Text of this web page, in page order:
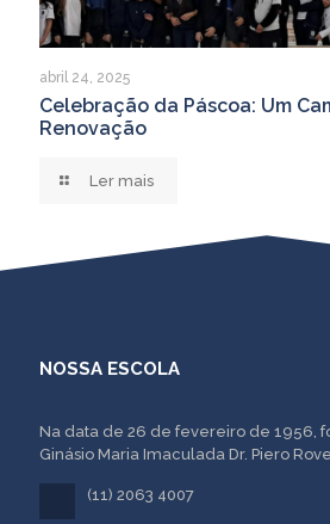
abril 24, 2025
Celebração da Páscoa: Um
Renovação
Ler mais
NOSSA ESCOLA
Na data de 26 de fevereiro de 1956,
Ginásio Maria Imaculada Dr. Piero
(11) 2063 4007